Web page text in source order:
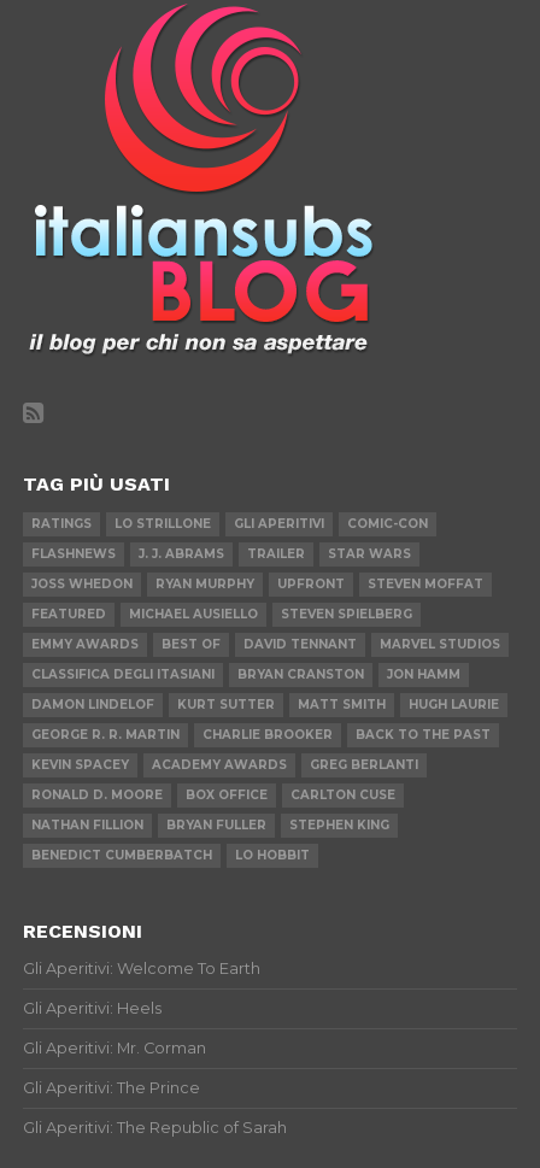
TAG PIÙ USATI
RATINGS LO STRILLONE GLI APERITIVI
COMIC-CON
FLASHNEWS
J. J. ABRAMS TRAILER
STAR WARS
JOSS WHEDON
RYAN MURPHY UPFRONT
STEVEN MOFFAT
FEATURED
MICHAEL AUSIELLO
STEVEN SPIELBERG
EMMY AWARDS
BEST OF DAVID TENNANT
MARVEL STUDIOS
CLASSIFICA DEGLI ITASIANI
BRYAN CRANSTON
JON HAMM
DAMON LINDELOF
KURT SUTTER MATT SMITH
HUGH LAURIE
GEORGE R. R. MARTIN
CHARLIE BROOKER
BACK TO THE PAST
KEVIN SPACEY
ACADEMY AWARDS
GREG BERLANTI
RONALD D. MOORE
BOX OFFICE
CARLTON CUSE
NATHAN FILLION
BRYAN FULLER
STEPHEN KING
BENEDICT CUMBERBATCH
LO HOBBIT
RECENSIONI
Gli Aperitivi: Welcome To Earth
Gli Aperitivi: Heels
Gli Aperitivi: Mr. Corman
Gli Aperitivi: The Prince
Gli Aperitivi: The Republic of Sarah